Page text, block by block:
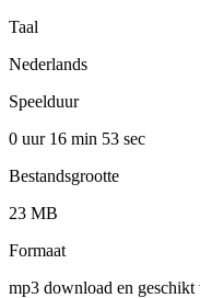
Taal
Nederlands
Speelduur
0 uur 16 min 53 sec
Bestandsgrootte
23 MB
Formaat
mp3 download en